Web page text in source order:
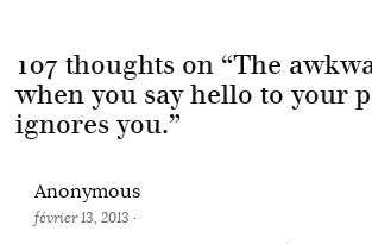
107 thoughts on “The
when you say hello to your
ignores you.”
Anonymous
février 13, 2013 ·